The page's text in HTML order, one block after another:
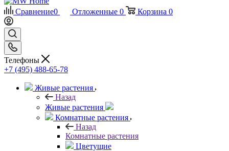
Сравнение0 Отложенные 0 Корзина 0
Телефоны
+7 (495) 488-65-78
Живые растения
Назад
Живые растения
Комнатные растения
Назад
Комнатные растения
Цветущие